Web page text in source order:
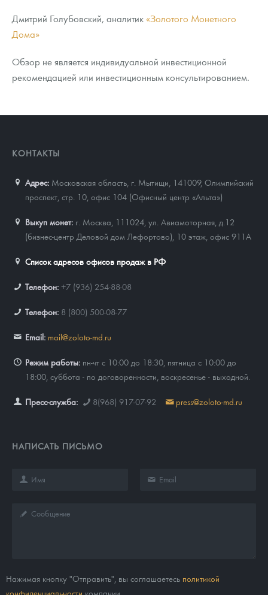
Дмитрий Голубовский, аналитик «Золотого Монетного
Дома»
Обзор не является индивидуальной инвестиционной
рекомендацией или инвестиционным консультированием.
КОНТАКТЫ
Адрес: Московская область, г. Мытищи, 141009, Олимпийский
проспект, стр. 10, офис 104 (Офисный центр «Альта»)
Выкуп монет: г. Москва, 111024, ул. Авиамоторная, д.12
(бизнес-центр Деловой дом Лефортово), 10 этаж, офис 911А
Список адресов офисов продаж в РФ
Телефон: +7 (936) 254-88-08
Телефон: 8 (800) 500-08-77
Email: mail@zoloto-md.ru
Режим работы: пн-чт с 10:00 до 18:30, пятница с 10:00 до
18:00, суббота - по договоренности, воскресенье - выходной.
Пресс-служба: 8(968) 917-07-92 press@zoloto-md.ru
НАПИСАТЬ ПИСЬМО
Нажимая кнопку "Отправить", вы соглашаетесь политикой